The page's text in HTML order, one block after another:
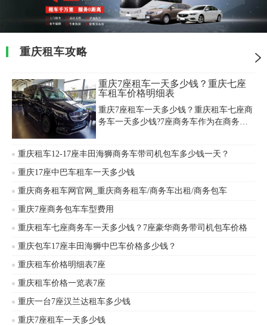
重庆租车攻略
重庆7座租车一天多少钱？重庆七座
车租车价格明细表
重庆7座租车一天多少钱？重庆租车七座商
务车一天多少钱?7座商务车作为在商务接
埃尔法、奔驰V260、唯雅诺、别克等，大
家可以根据自己需要的车型进行选择，以
庆租一台7座商务车多少钱，就随小编一起
来看看重庆七座车租车价格明细表吧。
重庆租车12-17座丰田海狮商务车带司机包车多少钱一天？
重庆17座中巴车租车一天多少钱
重庆商务租车网官网_重庆商务租车/商务车出租/商务包车
重庆7座商务包车车型费用
重庆租车七座商务车一天多少钱？7座豪华商务带司机包车价格
重庆包车17座丰田海狮中巴车价格多少钱？
重庆租车价格明细表7座
重庆租车价格一览表7座
重庆一台7座汉兰达租车多少钱
重庆7座租车一天多少钱